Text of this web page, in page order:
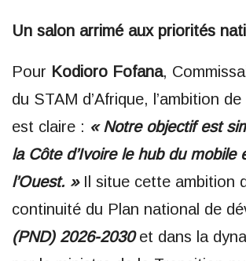
Un salon arrimé aux priorités
Pour Kodioro Fofana,
du STAM d’Afrique, l’ambition de
est claire : « Notre objectif est
la Côte d’Ivoire le hub du mobile
l’Ouest. »Il situe cette ambition
continuité du Plan national de
(PND) 2026-2030et dans la